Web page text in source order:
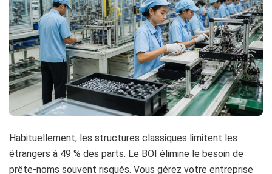
Habituellement, les structures classiques limitent les
étrangers à 49 % des parts. Le BOI élimine le besoin de
prête-noms souvent risqués. Vous gérez votre entreprise